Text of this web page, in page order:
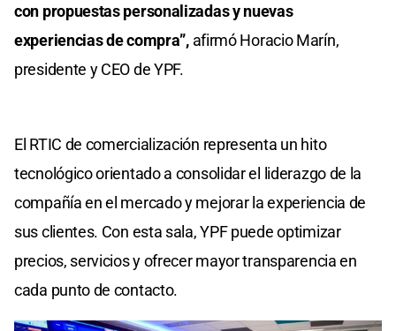
con propuestas personalizadas y nuevas
experiencias de compra”,afirmó Horacio Marín,
presidente y CEO de YPF.
El RTIC de comercialización representa un hito
tecnológico orientado a consolidar el liderazgo de la
compañía en el mercado y mejorar la experiencia de
sus clientes. Con esta sala, YPF puede optimizar
precios, servicios y ofrecer mayor transparencia en
cada punto de contacto.